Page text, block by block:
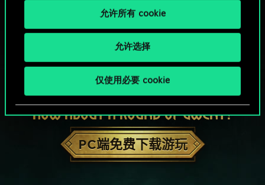
允许所有 cookie
允许选择
仅使用必要 cookie
HOW ABOUT A ROUND OF GWENT?
PC端免费下载游玩